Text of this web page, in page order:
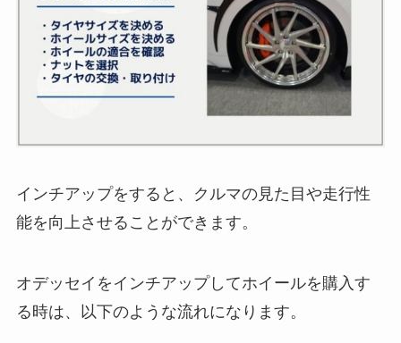
インチアップをすると、クルマの見た目や走行性
能を向上させることができます。
オデッセイをインチアップしてホイールを購入す
る時は、以下のような流れになります。